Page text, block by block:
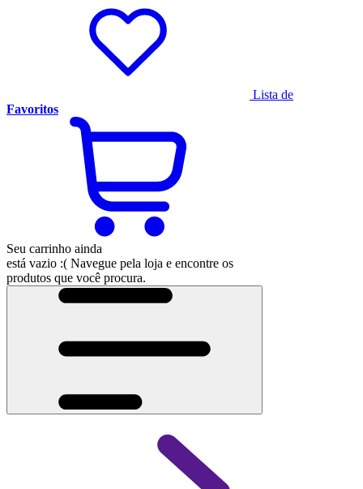
Lista de
Favoritos
Seu carrinho ainda
está vazio :( Navegue pela loja e encontre os
produtos que você procura.